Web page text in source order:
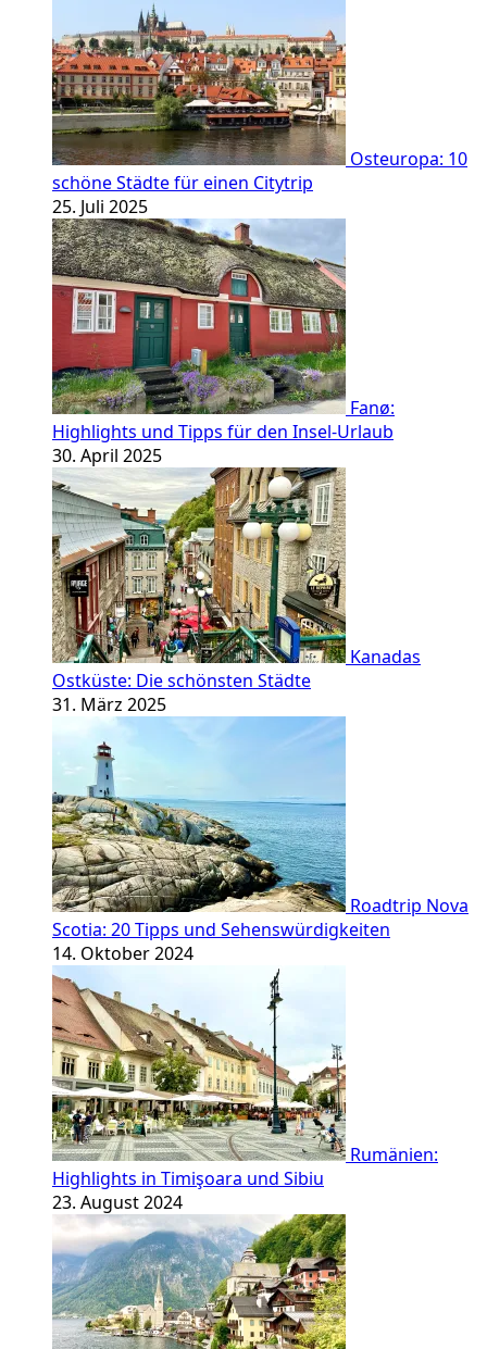
Osteuropa: 10
schöne Städte für einen Citytrip
25. Juli 2025
Fanø:
Highlights und Tipps für den Insel-Urlaub
30. April 2025
Kanadas
Ostküste: Die schönsten Städte
31. März 2025
Roadtrip Nova
Scotia: 20 Tipps und Sehenswürdigkeiten
14. Oktober 2024
Rumänien:
Highlights in Timişoara und Sibiu
23. August 2024